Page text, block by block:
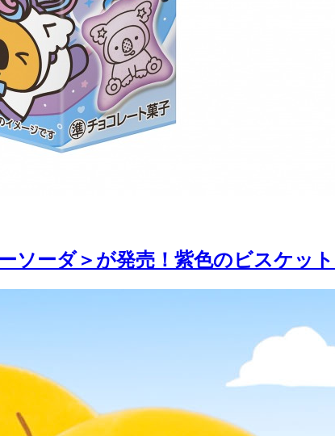
ソーダ＞が発売！紫色のビスケッ